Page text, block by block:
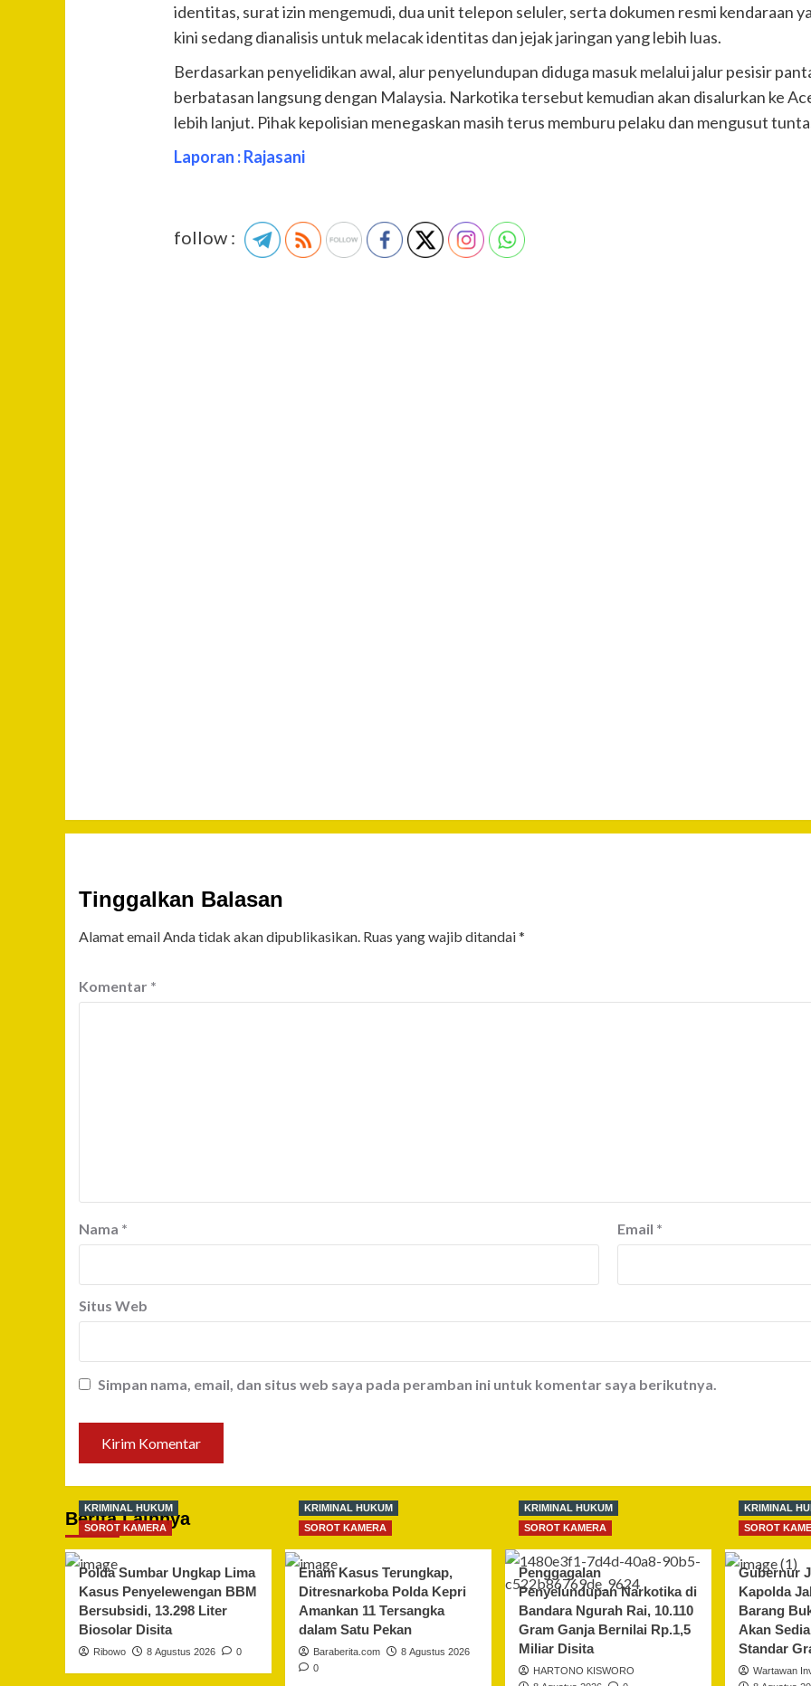
identitas, surat izin mengemudi, dua unit telepon seluler, serta dokumen resmi kendaraan
kini sedang dianalisis untuk melacak identitas dan jejak jaringan yang lebih luas.
Berdasarkan penyelidikan awal, alur penyelundupan diduga masuk melalui jalur pesisir
berbatasan langsung dengan Malaysia. Narkotika tersebut kemudian akan disalurkan ke
lebih lanjut. Pihak kepolisian menegaskan masih terus memburu pelaku dan mengusut
Laporan : Rajasani
follow :
Tinggalkan Balasan
Alamat email Anda tidak akan dipublikasikan. Ruas yang wajib ditandai*
Komentar *
Nama * Email *
Situs Web
Simpan nama, email, dan situs web saya pada peramban ini untuk komentar saya berikutnya.
Berita Lainnya
KRIMINAL HUKUM
SOROT KAMERA
Polda Sumbar Ungkap Lima
Kasus Penyelewengan BBM
Bersubsidi, 13.298 Liter
Biosolar Disita
Ribowo 8 Agustus 2026 0
KRIMINAL HUKUM
SOROT KAMERA
Enam Kasus Terungkap,
Ditresnarkoba Polda Kepri
Amankan 11 Tersangka
dalam Satu Pekan
Baraberita.com
8 Agustus 2026
0
KRIMINAL HUKUM
SOROT KAMERA
Penggagalan
Penyelundupan Narkotika di
Bandara Ngurah Rai, 10.110
Gram Ganja Bernilai Rp.1,5
Miliar Disita
HARTONO KISWORO
KRIMINAL
SOROT
Gubernur
Kapolda
Barang
Akan
Standar
Wartawan